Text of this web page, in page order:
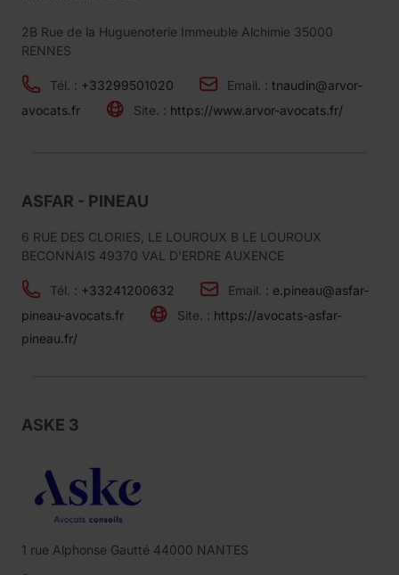
2B Rue de la Huguenoterie Immeuble Alchimie 35000
RENNES
Tél. : +33299501020 Email. : tnaudin@arvor-
avocats.fr
Site. : https://www.arvor-avocats.fr/
ASFAR - PINEAU
6 RUE DES CLORIES, LE LOUROUX B LE LOUROUX
BECONNAIS 49370 VAL D'ERDRE AUXENCE
Tél. : +33241200632 Email. : e.pineau@asfar-
pineau-avocats.fr
Site. : https://avocats-asfar-
pineau.fr/
ASKE 3
1 rue Alphonse Gautté 44000 NANTES